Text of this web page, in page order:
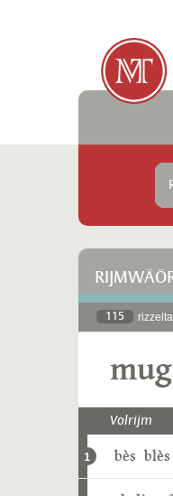
115
Volrijm
1 bès blès